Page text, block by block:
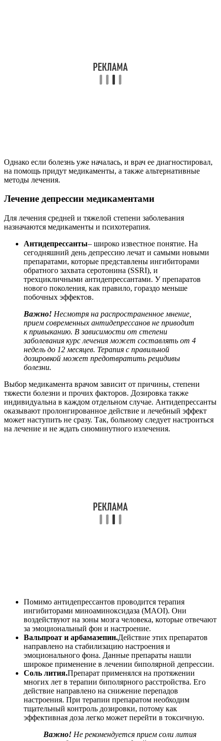
Однако если болезнь уже началась, и врач ее диагностировал,
на помощь придут медикаменты, а также альтернативные
методы лечения.
Лечение депрессии медикаментами
Для лечения средней и тяжелой степени заболевания
назначаются медикаменты и психотерапия.
Антидепрессанты– широко известное понятие. На
сегодняшний день депрессию лечат и самыми новыми
препаратами, которые представлены ингибиторами
обратного захвата серотонина (SSRI), и
трехцикличными антидепрессантами. У препаратов
нового поколения, как правило, гораздо меньше
побочных эффектов.
Важно! Несмотря на распространенное мнение,
прием современных антидепрессанов не приводит
к привыканию. В зависимости от степени
заболевания курс лечения может составлять от 4
недель до 12 месяцев. Терапия с правильной
дозировкой может предотвратить рецидивы
болезни.
Выбор медикамента врачом зависит от причины, степени
тяжести болезни и прочих факторов. Дозировка также
индивидуальна в каждом отдельном случае. Антидепрессанты
оказывают пролонгированное действие и лечебный эффект
может наступить не сразу. Так, больному следует настроиться
на лечение и не ждать сиюминутного излечения.
Помимо антидепрессантов проводится терапия
ингибиторами миноаминоксидаза (MAOI). Они
воздействуют на зоны мозга человека, которые отвечают
за эмоциональный фон и настроение.
Вальпроат и арбамазепин.Действие этих препаратов
направлено на стабилизацию настроения и
эмоционального фона. Данные препараты нашли
широкое применение в лечении биполярной депрессии.
Соль лития.Препарат применялся на протяжении
многих лет в терапии биполярного расстройства. Его
действие направлено на снижение перепадов
настроения. При терапии препаратом необходим
тщательный контроль дозировки, потому как
эффективная доза легко может перейти в токсичную.
Важно! Не рекомендуется прием соли лития